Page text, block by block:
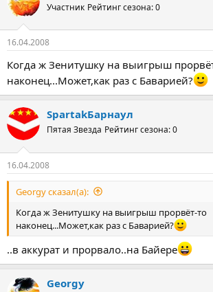
Участник Рейтинг сезона: 0
16.04.2008
Когда ж Зенитушку на выигрыш
наконец...Может,как раз с Баварией?
SpartakБарнаул
Пятая Звезда Рейтинг сезона: 0
16.04.2008
Georgy сказал(а):
Когда ж Зенитушку на выигрыш прорвёт-то
наконец...Может,как раз с Баварией?
..в аккурат и прорвало..на Байере
Georgy